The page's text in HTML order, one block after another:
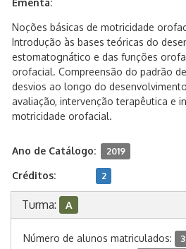
Ementa:
Noções básicas de motricidade
Introdução às bases teóricas do
estomatognático e das funções
orofacial. Compreensão do padrão
desvios ao longo do
avaliação, intervenção terapêutica e
motricidade orofacial.
Ano de Catálogo: 2019
Créditos: 2
Turma: A
Número de alunos matriculados: